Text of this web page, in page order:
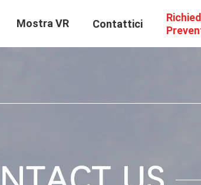
Mostra VR Contattici